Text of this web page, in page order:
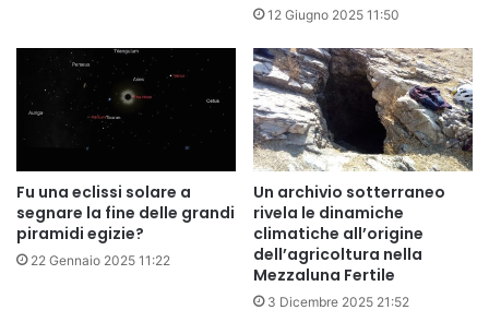
12 Giugno 2025 11:50
Fu una eclissi solare a
segnare la fine delle grandi
piramidi egizie?
22 Gennaio 2025 11:22
Un archivio sotterraneo
rivela le dinamiche
climatiche all’origine
dell’agricoltura nella
Mezzaluna Fertile
3 Dicembre 2025 21:52